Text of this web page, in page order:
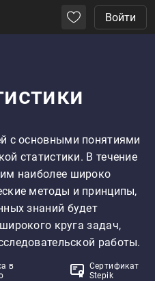
Войти
с основными понятиями
статистики. В течение
наиболее широко
методы и принципы,
знаний будет
круга задач,
работы.
в
Сертификат
Stepik